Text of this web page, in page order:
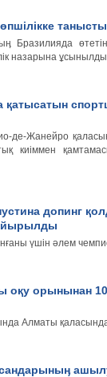
Бразилияда
назарына ұсынылды
қатысатын
де-Жанейро
киіммен
допинг
үшін әлем
оқу орынынан
Алматы қаласында